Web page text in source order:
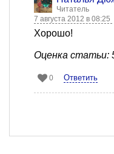
Читатель
7 августа 2012 в 08:25
Хорошо!
Оценка статьи:
0 Ответить